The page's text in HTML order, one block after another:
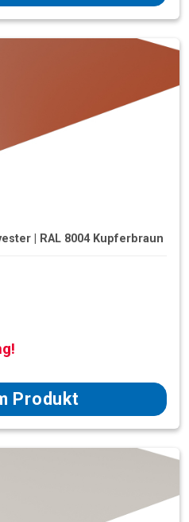
| RAL 8004 Kupferbraun
Produkt